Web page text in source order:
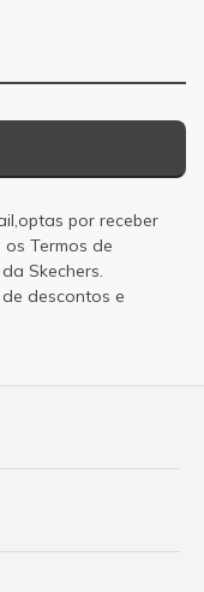
por receber
os Termos de
da Skechers.
descontos e